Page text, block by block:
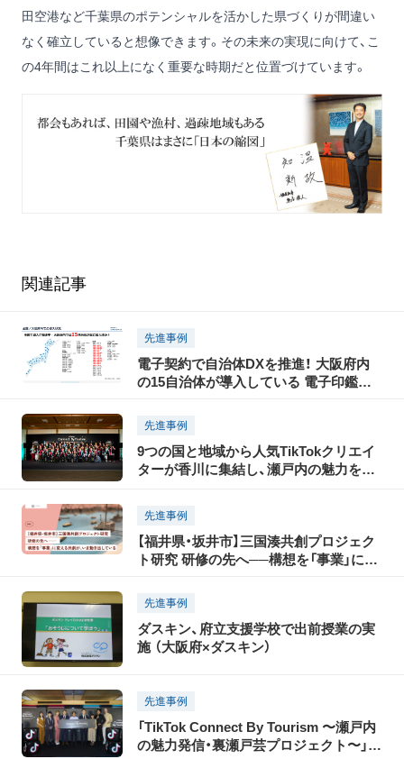
田空港など千葉県のポテンシャルを活かした県づくりが間違い
なく確立していると想像できます。その未来の実現に向けて、こ
の4年間はこれ以上になく重要な時期だと位置づけています。
関連記事
先進事例
電子契約で自治体DXを推進！ 大阪府内
の15自治体が導入している 電子印鑑
先進事例
9つの国と地域から人気TikTokクリエイ
ターが香川に集結し、瀬戸内の魅力を
Connect By Tourism 〜瀬戸内の魅力発
信・裏瀬戸芸プロジェクト〜」開催レポー
ト（前編）
先進事例
【福井県・坂井市】三国湊共創プロジェク
ト研究 研修の先へ──構想を「事業」に変
先進事例
ダスキン、府立支援学校で出前授業の実
施 （大阪府×ダスキン）
先進事例
「TikTok Connect By Tourism 〜瀬戸内
の魅力発信・裏瀬戸芸プロジェクト〜」開